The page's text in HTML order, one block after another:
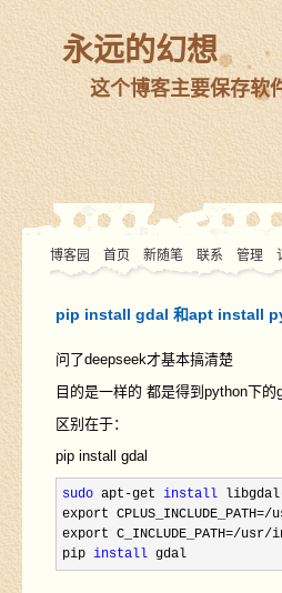
永远的幻想
这个博客主要保存软
博客园 首页 新随笔 联系 管理
pip install gdal 和apt install
问了deepseek才基本搞清楚
目的是一样的 都是得到python下
区别在于：
pip install gdal
sudo apt-get install
export CPLUS_INCLUDE_PATH=/
export C_INCLUDE_PATH=/usr/
pip install gdal